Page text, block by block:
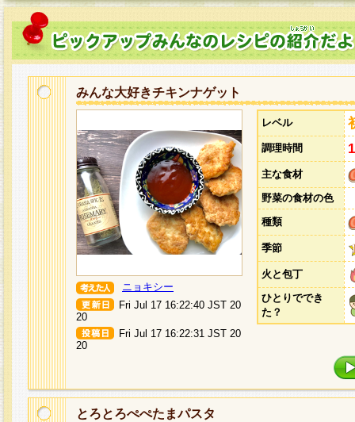
みんな大好きチキンナゲット
ニョキシー
Fri Jul 17 16:22:40 JST 20
20
Fri Jul 17 16:22:31 JST 20
20
レベル
調理時間
主な食材
野菜の食材の色
種類
季節
火と包丁
ひとりででき
た？
とろとろぺぺたまパスタ